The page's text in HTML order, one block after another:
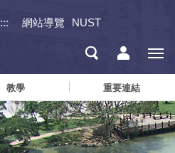
::: 網站導覽 NUST
教學 重要連結